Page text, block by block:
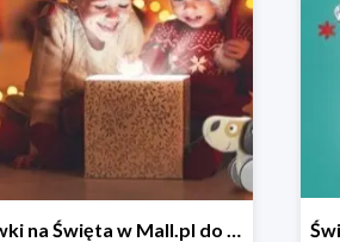
Zabawki na Święta w Mall.pl do -50%